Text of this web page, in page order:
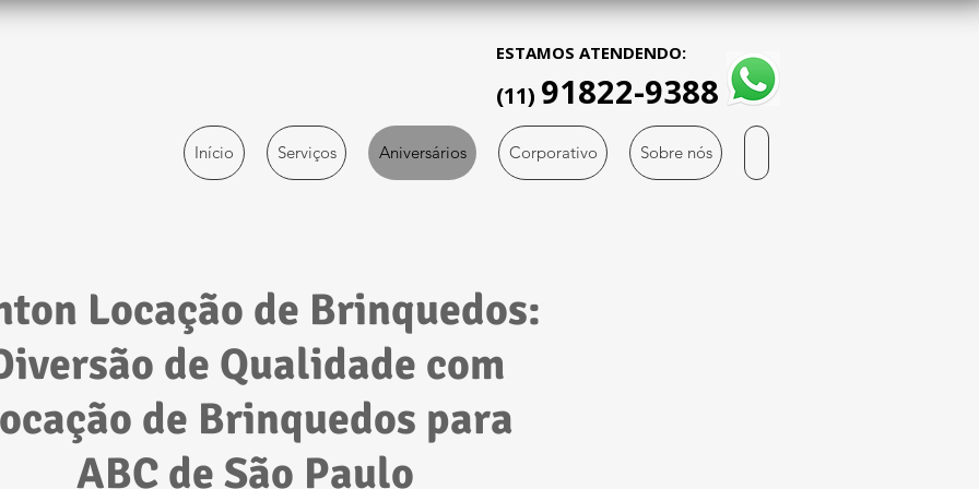
ESTAMOS ATENDENDO:
(11) 91822-9388
Início Serviços Aniversários Corporativo Sobre nós
Locação de Brinquedos:
de Qualidade com
de Brinquedos para
ABC de São Paulo